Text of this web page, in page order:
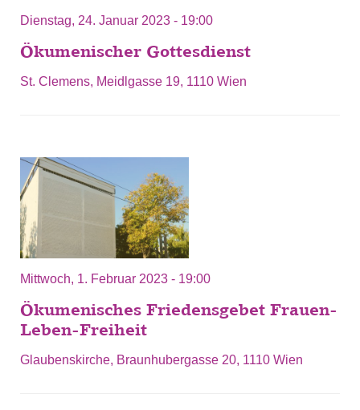
Dienstag, 24. Januar 2023 - 19:00
Ökumenischer Gottesdienst
St. Clemens, Meidlgasse 19, 1110 Wien
Mittwoch, 1. Februar 2023 - 19:00
Ökumenisches Friedensgebet Frauen-
Leben-Freiheit
Glaubenskirche, Braunhubergasse 20, 1110 Wien